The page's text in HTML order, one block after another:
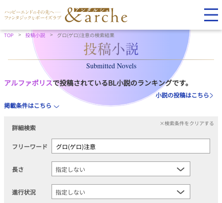
TOP 投稿小説 グロ(ゲロ)注意の検索結果
Submitted Novels
アルファポリスで投稿されているBL小説のランキングです。
小説の投稿はこちら
掲載条件はこちら
詳細検索
×検索条件をクリアする
フリーワード
長さ
進行状況